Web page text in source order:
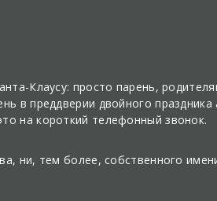
Клаусу: просто парень,
в преддверии двойного
на короткий телефонный звонок.
ни, тем более, собственного